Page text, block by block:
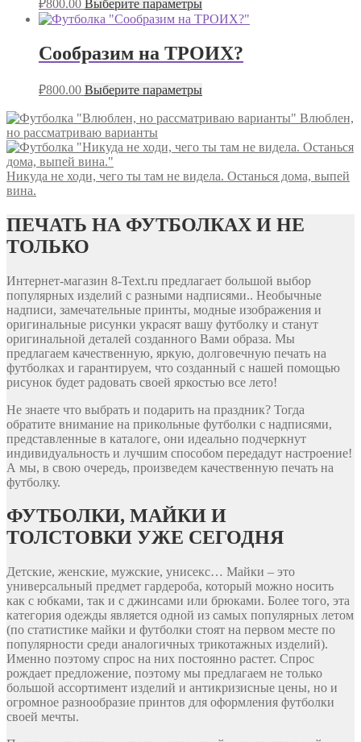
₽800.00 Выберите параметры
Сообразим на ТРОИХ?
₽800.00 Выберите параметры
Влюблен,
но рассматриваю варианты
Никуда не ходи, чего ты там не видела. Останься дома, выпей
вина.
ПЕЧАТЬ НА ФУТБОЛКАХ И НЕ
ТОЛЬКО
Интернет-магазин 8-Text.ru предлагает большой выбор
популярных изделий с разными надписями.. Необычные
надписи, замечательные принты, модные изображения и
оригинальные рисунки украсят вашу футболку и станут
оригинальной деталей созданного Вами образа. Мы
предлагаем качественную, яркую, долговечную печать на
футболках и гарантируем, что созданный с нашей помощью
рисунок будет радовать своей яркостью все лето!
Не знаете что выбрать и подарить на праздник? Тогда
обратите внимание на прикольные футболки с надписями,
представленные в каталоге, они идеально подчеркнут
индивидуальность и лучшим способом передадут настроение!
А мы, в свою очередь, произведем качественную печать на
футболку.
ФУТБОЛКИ, МАЙКИ И
ТОЛСТОВКИ УЖЕ СЕГОДНЯ
Детские, женские, мужские, унисекс… Майки – это
универсальный предмет гардероба, который можно носить
как с юбками, так и с джинсами или брюками. Более того, эта
категория одежды является одной из самых популярных летом
(по статистике майки и футболки стоят на первом месте по
популярности среди аналогичных трикотажных изделий).
Именно поэтому спрос на них постоянно растет. Спрос
рождает предложение, поэтому мы предлагаем не только
большой ассортимент изделий и антикризисные цены, но и
огромное разнообразие принтов для оформления футболки
своей мечты.